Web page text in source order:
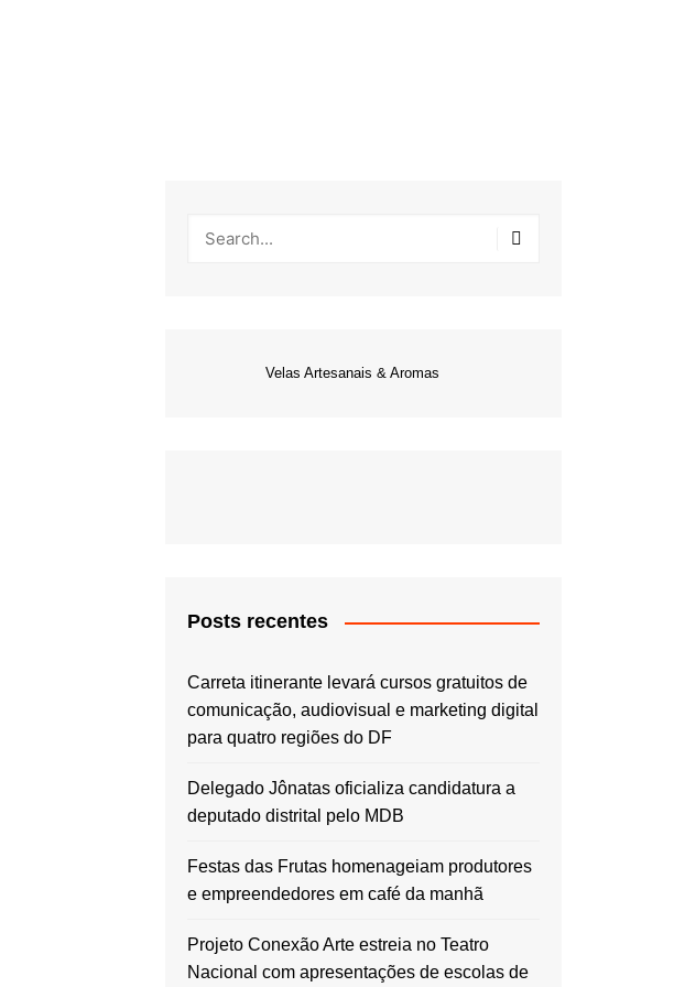
Velas Artesanais & Aromas
Posts recentes
Carreta itinerante levará cursos gratuitos de
comunicação, audiovisual e marketing digital
para quatro regiões do DF
Delegado Jônatas oficializa candidatura a
deputado distrital pelo MDB
Festas das Frutas homenageiam produtores
e empreendedores em café da manhã
Projeto Conexão Arte estreia no Teatro
Nacional com apresentações de escolas de